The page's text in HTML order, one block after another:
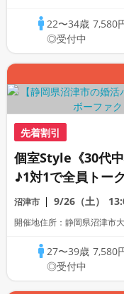
22〜34歳 7,580
◎受付中
先着割引
個室Style《30代
♪1対1で全員トー
ーティー
沼津市 9/26（土）
開催地住所：静岡県沼津市
27〜39歳 7,580
◎受付中